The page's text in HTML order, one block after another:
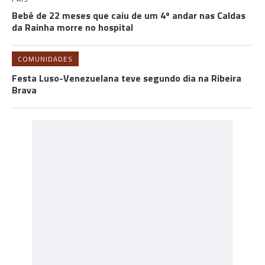
Bebé de 22 meses que caiu de um 4º andar nas Caldas
da Rainha morre no hospital
COMUNIDADES
Festa Luso-Venezuelana teve segundo dia na Ribeira
Brava